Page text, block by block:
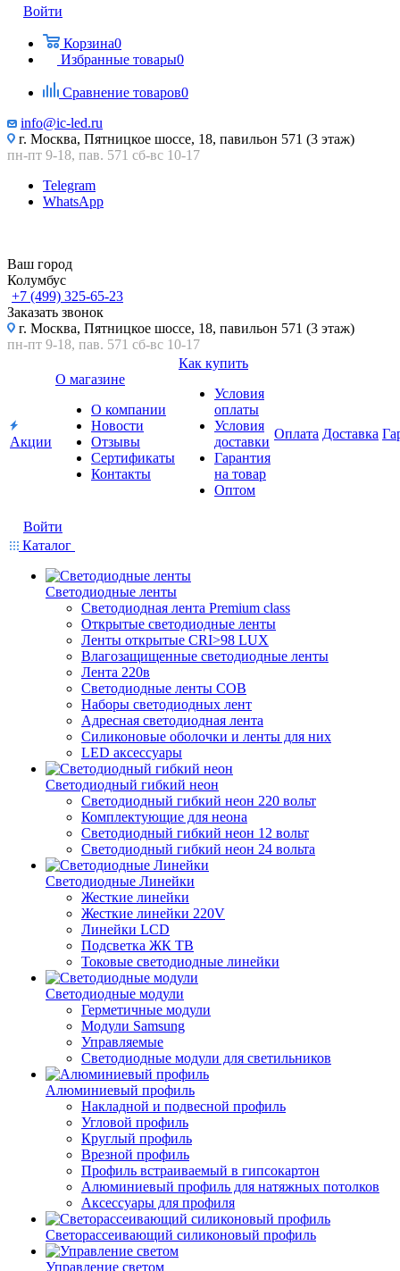
Войти
Корзина0
Избранные товары0
Сравнение товаров0
info@ic-led.ru
г. Москва, Пятницкое шоссе, 18, павильон 571 (3 этаж)
пн-пт 9-18, пав. 571 сб-вс 10-17
Telegram
WhatsApp
Ваш город
Колумбус
+7 (499) 325-65-23
Заказать звонок
г. Москва, Пятницкое шоссе, 18, павильон 571 (3 этаж)
пн-пт 9-18, пав. 571 сб-вс 10-17
Акции
О магазине
О компании
Новости
Отзывы
Сертификаты
Контакты
Как купить
Условия
оплаты
Условия
доставки
Гарантия
на товар
Оптом
Оплата Доставка
Войти
Каталог
Светодиодные ленты
Светодиодная лента Premium class
Открытые светодиодные ленты
Ленты открытые CRI>98 LUX
Влагозащищенные светодиодные ленты
Лента 220в
Светодиодные ленты COB
Наборы светодиодных лент
Адресная светодиодная лента
Силиконовые оболочки и ленты для них
LED аксессуары
Светодиодный гибкий неон
Светодиодный гибкий неон 220 вольт
Комплектующие для неона
Светодиодный гибкий неон 12 вольт
Светодиодный гибкий неон 24 вольта
Светодиодные Линейки
Жесткие линейки
Жесткие линейки 220V
Линейки LCD
Подсветка ЖК ТВ
Токовые светодиодные линейки
Светодиодные модули
Герметичные модули
Модули Samsung
Управляемые
Светодиодные модули для светильников
Алюминиевый профиль
Накладной и подвесной профиль
Угловой профиль
Круглый профиль
Врезной профиль
Профиль встраиваемый в гипсокартон
Алюминиевый профиль для натяжных потолков
Аксессуары для профиля
Светорассеивающий силиконовый профиль
Управление светом